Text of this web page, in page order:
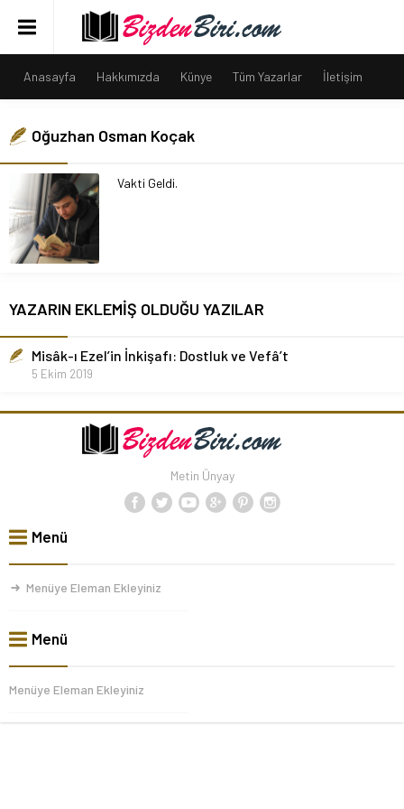
Anasayfa Hakkımızda Künye Tüm Yazarlar İletişim
Oğuzhan Osman Koçak
Vakti Geldi.
YAZARIN EKLEMİŞ OLDUĞU YAZILAR
Misâk-ı Ezel’in İnkişafı: Dostluk ve Vefâ’t
5 Ekim 2019
Metin Ünyay
Menü
Menüye Eleman Ekleyiniz
Menü
Menüye Eleman Ekleyiniz